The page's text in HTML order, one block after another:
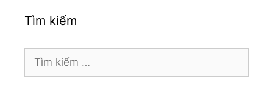
Tìm kiếm
Tìm